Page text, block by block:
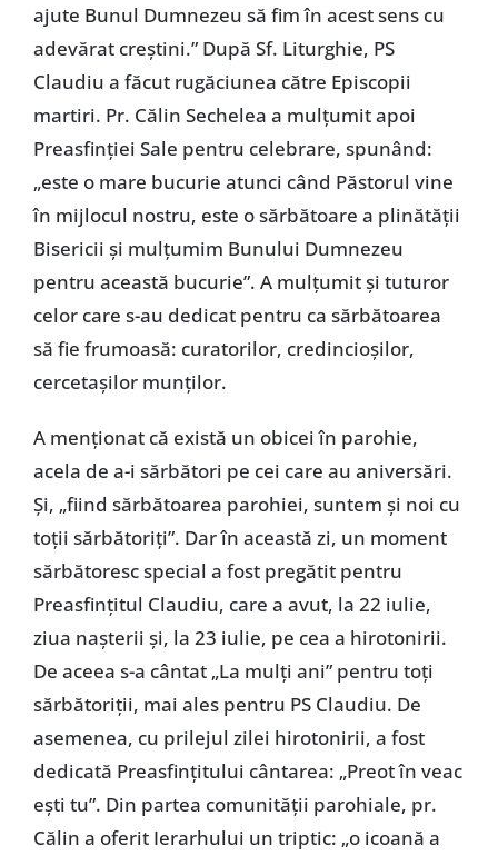
ajute Bunul Dumnezeu să fim în acest sens cu
adevărat creștini.” După Sf. Liturghie, PS
Claudiu a făcut rugăciunea către Episcopii
martiri. Pr. Călin Sechelea a mulțumit apoi
Preasfinției Sale pentru celebrare, spunând:
„este o mare bucurie atunci când Păstorul vine
în mijlocul nostru, este o sărbătoare a plinătății
Bisericii și mulțumim Bunului Dumnezeu
pentru această bucurie”. A mulțumit și tuturor
celor care s-au dedicat pentru ca sărbătoarea
să fie frumoasă: curatorilor, credincioșilor,
cercetașilor munților.
A menționat că există un obicei în parohie,
acela de a-i sărbători pe cei care au aniversări.
Și, „fiind sărbătoarea parohiei, suntem și noi cu
toții sărbătoriți”. Dar în această zi, un moment
sărbătoresc special a fost pregătit pentru
Preasfințitul Claudiu, care a avut, la 22 iulie,
ziua nașterii și, la 23 iulie, pe cea a hirotonirii.
De aceea s-a cântat „La mulți ani” pentru toți
sărbătoriții, mai ales pentru PS Claudiu. De
asemenea, cu prilejul zilei hirotonirii, a fost
dedicată Preasfințitului cântarea: „Preot în veac
ești tu”. Din partea comunității parohiale, pr.
Călin a oferit Ierarhului un triptic: „o icoană a